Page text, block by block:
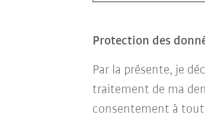
Protection des
Par la présente, je
traitement de ma
consentement à